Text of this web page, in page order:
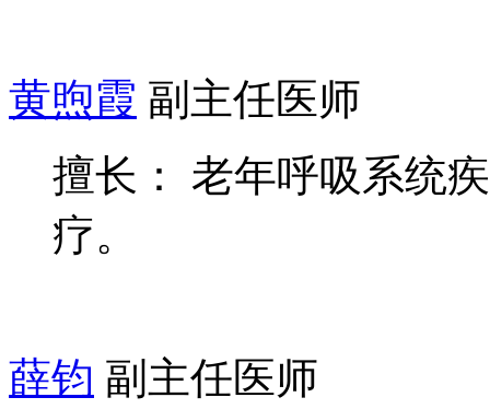
黄煦霞 副主任医师
擅长： 老年呼吸系统
疗。
薛钧 副主任医师